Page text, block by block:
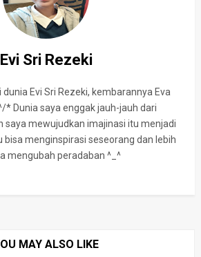
Evi Sri Rezeki
Evi Sri Rezeki, kembarannya Eva
* Dunia saya enggak jauh-jauh dari
saya mewujudkan imajinasi itu menjadi
bisa menginspirasi seseorang dan lebih
mengubah peradaban ^_^
MAY ALSO LIKE